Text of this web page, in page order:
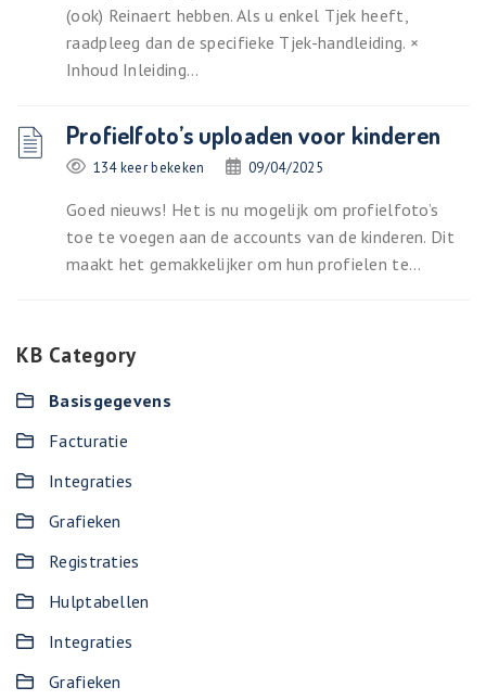
(ook) Reinaert hebben. Als u enkel Tjek heeft,
raadpleeg dan de specifieke Tjek-handleiding. ×
Inhoud Inleiding...
Profielfoto’s uploaden voor kinderen
134 keer bekeken 09/04/2025
Goed nieuws! Het is nu mogelijk om profielfoto’s
toe te voegen aan de accounts van de kinderen. Dit
maakt het gemakkelijker om hun profielen te...
KB Category
Basisgegevens
Facturatie
Integraties
Grafieken
Registraties
Hulptabellen
Integraties
Grafieken